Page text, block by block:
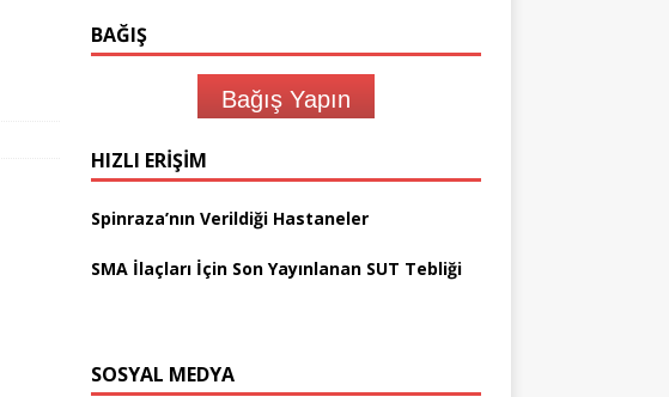
BAĞIŞ
Bağış Yapın
HIZLI ERIŞIM
Spinraza’nın Verildiği Hastaneler
SMA İlaçları İçin Son Yayınlanan SUT Tebliği
SOSYAL MEDYA